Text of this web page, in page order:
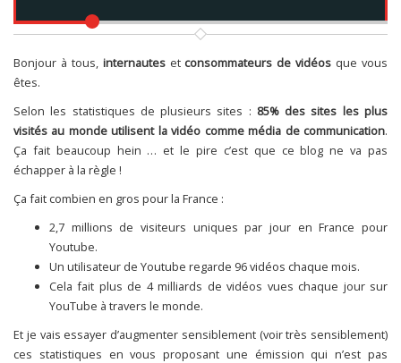
Bonjour à tous, internauteset consommateurs de vidéos que vous
êtes.
Selon les statistiques de plusieurs sites : 85% des sites les plus
visités au monde utilisent la vidéo comme média de communication.
Ça fait beaucoup hein … et le pire c’est que ce blog ne va pas
échapper à la règle !
Ça fait combien en gros pour la France :
2,7 millions de visiteurs uniques par jour en France pour
Youtube.
Un utilisateur de Youtube regarde 96 vidéos chaque mois.
Cela fait plus de 4 milliards de vidéos vues chaque jour sur
YouTube à travers le monde.
Et je vais essayer d’augmenter sensiblement (voir très sensiblement)
ces statistiques en vous proposant une émission qui n’est pas